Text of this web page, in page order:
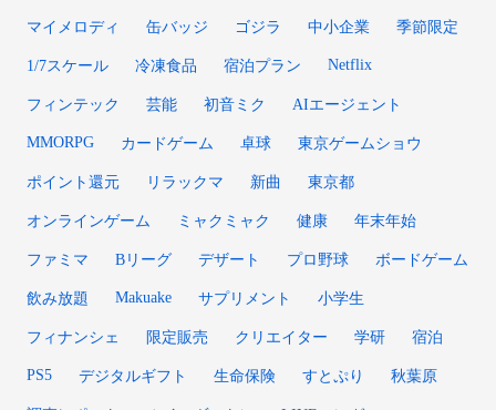
マイメロディ 缶バッジ ゴジラ 中小企業 季節限定
1/7スケール 冷凍食品 宿泊プラン Netflix
フィンテック 芸能 初音ミク AIエージェント
MMORPG カードゲーム 卓球 東京ゲームショウ
ポイント還元 リラックマ 新曲 東京都
オンラインゲーム ミャクミャク 健康 年末年始
ファミマ Bリーグ デザート プロ野球 ボードゲーム
飲み放題 Makuake サプリメント 小学生
フィナンシェ 限定販売 クリエイター 学研 宿泊
PS5 デジタルギフト 生命保険 すとぷり 秋葉原